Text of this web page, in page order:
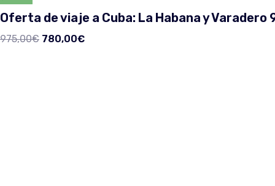
Oferta de viaje a Cuba: La Habana y Varadero
975,00€ 780,00€